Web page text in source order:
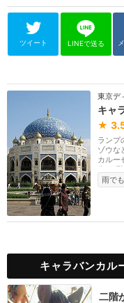
ツイート LINEで送る
東京デ
キャ
★
ランプ
ゾウな
カルー
台。1
雨で
キャラバンカル
二階